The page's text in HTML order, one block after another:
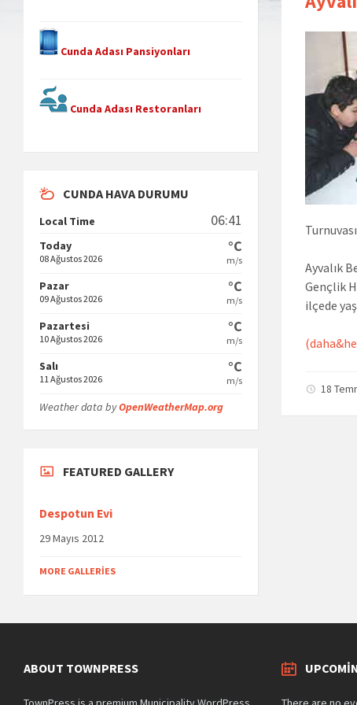
Ayvalık
Gençlik
ilçede
18
Cunda Adası Pansiyonları
Cunda Adası Restoranları
CUNDA HAVA DURUMU
Local Time 06:41
Today
08 Ağustos 2026
°C
m/s
Pazar
09 Ağustos 2026
°C
m/s
Pazartesi
10 Ağustos 2026
°C
m/s
Salı
11 Ağustos 2026
°C
m/s
Weather data byOpenWeatherMap.org
FEATURED GALLERY
Despotun Evi
29 Mayıs 2012
MORE GALLERIES
ABOUT TOWNPRESS